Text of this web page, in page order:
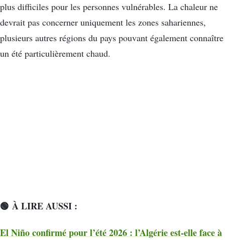
plus difficiles pour les personnes vulnérables. La chaleur ne
devrait pas concerner uniquement les zones sahariennes,
plusieurs autres régions du pays pouvant également connaître
un été particulièrement chaud.
🟢 À LIRE AUSSI :
El Niño confirmé pour l’été 2026 : l’Algérie est-elle face à